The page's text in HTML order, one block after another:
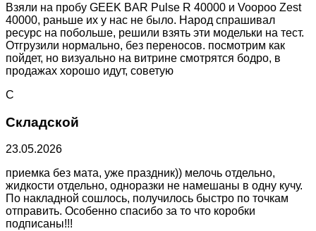
Взяли на пробу GEEK BAR Pulse R 40000 и Voopoo Zest
40000, раньше их у нас не было. Народ спрашивал
ресурс на побольше, решили взять эти модельки на тест.
Отгрузили нормально, без переносов. посмотрим как
пойдет, но визуально на витрине смотрятся бодро, в
продажах хорошо идут, советую
С
Складской
23.05.2026
приемка без мата, уже праздник)) мелочь отдельно,
жидкости отдельно, одноразки не намешаны в одну кучу.
По накладной сошлось, получилось быстро по точкам
отправить. Особенно спасибо за то что коробки
подписаны!!!